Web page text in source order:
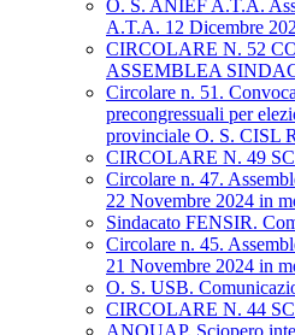
O. S. ANIEF A.T.A.
A.T.A. 12 Dicembre
CIRCOLARE N. 52
ASSEMBLEA
Circolare n. 51.
precongressuali per
provinciale O. S. CISL
CIRCOLARE N. 49
Circolare n. 47.
22 Novembre 2024 in
Sindacato FENSIR.
Circolare n. 45.
21 Novembre 2024 in
O. S. USB.
CIRCOLARE N. 44